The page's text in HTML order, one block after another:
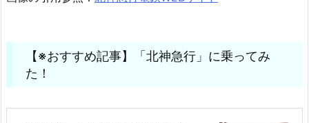
【※おすすめ記事】「北神急行」に乗ってみ
た！